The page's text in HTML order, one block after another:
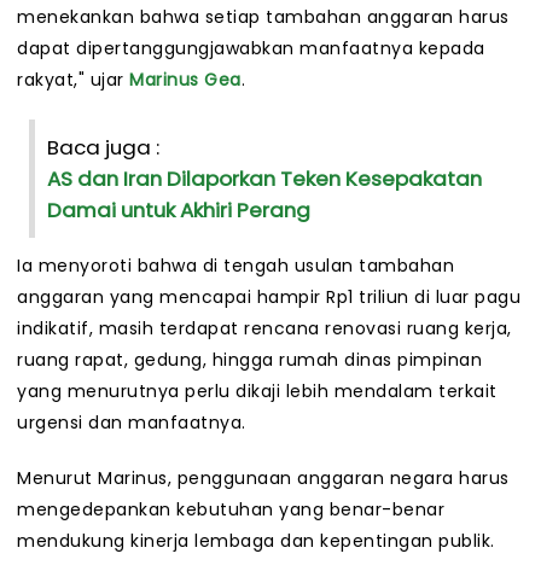
menekankan bahwa setiap tambahan anggaran harus
dapat dipertanggungjawabkan manfaatnya kepada
rakyat," ujar Marinus Gea.
Baca juga :
AS dan Iran Dilaporkan Teken Kesepakatan
Damai untuk Akhiri Perang
Ia menyoroti bahwa di tengah usulan tambahan
anggaran yang mencapai hampir Rp1 triliun di luar pagu
indikatif, masih terdapat rencana renovasi ruang kerja,
ruang rapat, gedung, hingga rumah dinas pimpinan
yang menurutnya perlu dikaji lebih mendalam terkait
urgensi dan manfaatnya.
Menurut Marinus, penggunaan anggaran negara harus
mengedepankan kebutuhan yang benar-benar
mendukung kinerja lembaga dan kepentingan publik.